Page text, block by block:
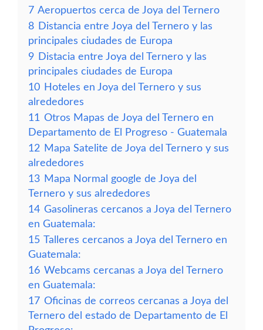
7 Aeropuertos cerca de Joya del Ternero
8 Distancia entre Joya del Ternero y las
principales ciudades de Europa
9 Distacia entre Joya del Ternero y las
principales ciudades de Europa
10 Hoteles en Joya del Ternero y sus
alrededores
11 Otros Mapas de Joya del Ternero en
Departamento de El Progreso - Guatemala
12 Mapa Satelite de Joya del Ternero y sus
alrededores
13 Mapa Normal google de Joya del
Ternero y sus alrededores
14 Gasolineras cercanos a Joya del Ternero
en Guatemala:
15 Talleres cercanos a Joya del Ternero en
Guatemala:
16 Webcams cercanas a Joya del Ternero
en Guatemala:
17 Oficinas de correos cercanas a Joya del
Ternero del estado de Departamento de El